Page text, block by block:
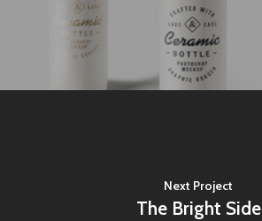
Next Project
The Bright Side